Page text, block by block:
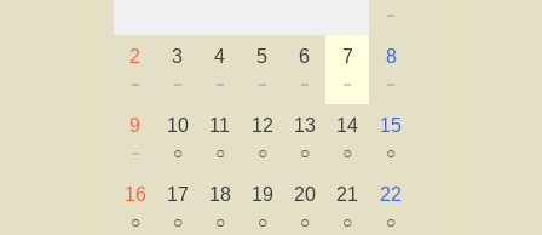
－
2
－
3
－
4
－
5
－
6
－
7
－
8
－
9
－
10
○
11
○
12
○
13
○
14
○
15
○
16
○
17
○
18
○
19
○
20
○
21
○
22
○